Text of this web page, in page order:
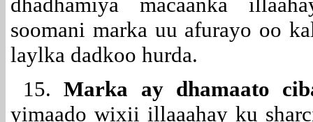
soomani marka uu afurayo oo
laylka dadkoo hurda.
15.Marka ay dhamaato
yimaado wixii illaaahay ku